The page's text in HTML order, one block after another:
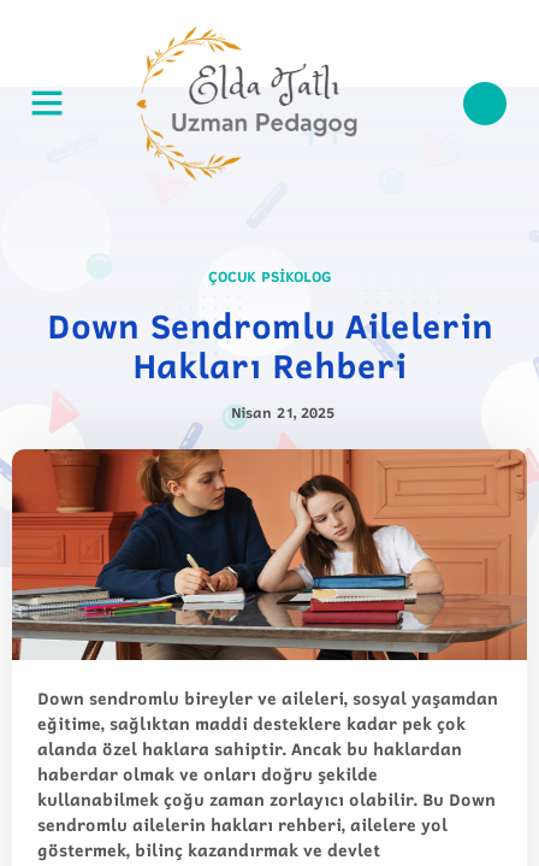
ÇOCUK PSIKOLOG
Down Sendromlu Ailelerin
Hakları Rehberi
Nisan 21, 2025
Down sendromlu bireyler ve aileleri, sosyal yaşamdan
eğitime, sağlıktan maddi desteklere kadar pek çok
alanda özel haklara sahiptir. Ancak bu haklardan
haberdar olmak ve onları doğru şekilde
kullanabilmek çoğu zaman zorlayıcı olabilir. Bu Down
sendromlu ailelerin hakları rehberi, ailelere yol
göstermek, bilinç kazandırmak ve devlet